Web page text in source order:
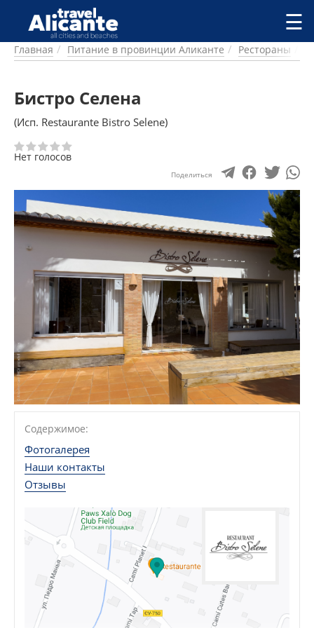
Перейти к основному содержанию
ГОРОДА
ПИТАНИЕ
ПРОЖИВАНИЕ
ПЛЯЖИ
ДОСТОПРИМЕЧАТЕЛЬНОСТИ
КЕМПИНГ
РЕЦЕПТЫ
ПРЕДЛОЖЕНИЯ
СТАТЬИ
УСЛУГИ
☰
Главная Питание в провинции Аликанте Рестораны
Бистро Селена
(Исп. Restaurante Bistro Selene)
Нет голосов
Поделиться
Содержимое:
Фотогалерея
Наши контакты
Отзывы